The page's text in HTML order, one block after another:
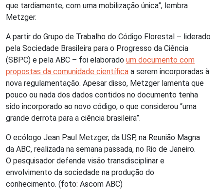
que tardiamente, com uma mobilização única”, lembra
Metzger.
A partir do Grupo de Trabalho do Código Florestal – liderado
pela Sociedade Brasileira para o Progresso da Ciência
(SBPC) e pela ABC – foi elaborado um documento com
propostas da comunidade científica a serem incorporadas à
nova regulamentação. Apesar disso, Metzger lamenta que
pouco ou nada dos dados contidos no documento tenha
sido incorporado ao novo código, o que considerou “uma
grande derrota para a ciência brasileira”.
O ecólogo Jean Paul Metzger, da USP, na Reunião Magna
da ABC, realizada na semana passada, no Rio de Janeiro.
O pesquisador defende visão transdisciplinar e
envolvimento da sociedade na produção do
conhecimento. (foto: Ascom ABC)